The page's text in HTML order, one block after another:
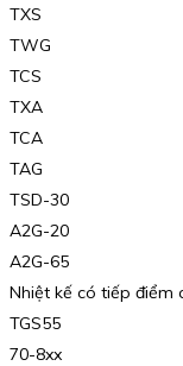
TXS
TWG
TCS
TXA
TCA
TAG
TSD-30
A2G-20
A2G-65
Nhiệt kế có tiếp điểm
TGS55
70-8xx